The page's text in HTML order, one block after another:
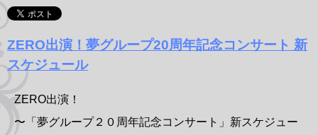
ZERO出演！夢グループ20周年記念コンサート 新
スケジュール
ZERO出演！
〜「夢グループ２０周年記念コンサート」新スケジュー